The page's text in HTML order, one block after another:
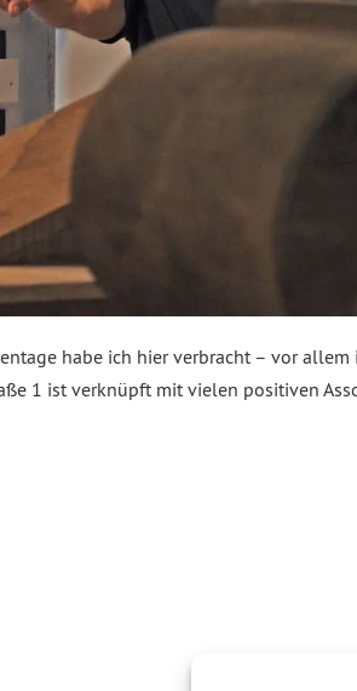
habe ich hier verbracht – vor
1 ist verknüpft mit vielen positiven